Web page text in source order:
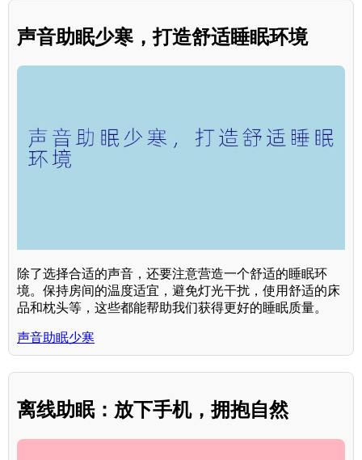
声音助眠少寒，打造舒适睡眠环境
除了选择合适的声音，还要注意营造一个舒适的睡眠环
境。保持房间的温度适宜，避免灯光干扰，使用舒适的床
品和枕头等，这些都能帮助我们获得更好的睡眠质量。
声音助眠少寒
离线助眠：放下手机，拥抱自然